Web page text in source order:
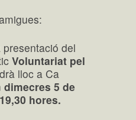
del
Voluntariat pel
lloc a Ca
dimecres 5 de
hores.